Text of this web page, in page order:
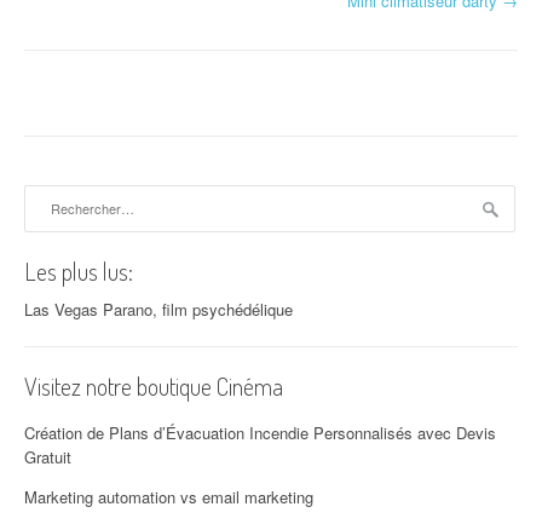
Les plus lus:
Las Vegas Parano, film psychédélique
Visitez notre boutique Cinéma
Création de Plans d’Évacuation Incendie Personnalisés avec Devis
Gratuit
Marketing automation vs email marketing